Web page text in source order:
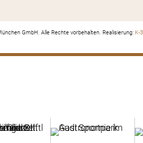
GmbH. Alle Rechte vorbehalten. Realisierung: K-